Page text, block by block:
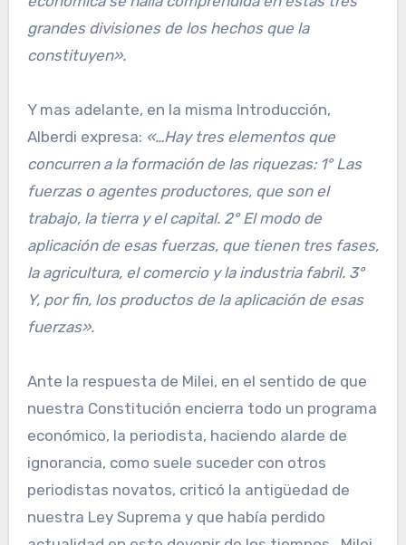
grandes divisiones de los hechos que la
constituyen».
Y mas adelante, en la misma Introducción,
Alberdi expresa: «…Hay tres elementos que
concurren a la formación de las riquezas: 1° Las
fuerzas o agentes productores, que son el
trabajo, la tierra y el capital. 2° El modo de
aplicación de esas fuerzas, que tienen tres fases,
la agricultura, el comercio y la industria fabril. 3°
Y, por fin, los productos de la aplicación de esas
fuerzas».
Ante la respuesta de Milei, en el sentido de que
nuestra Constitución encierra todo un programa
económico, la periodista, haciendo alarde de
ignorancia, como suele suceder con otros
periodistas novatos, criticó la antigüedad de
nuestra Ley Suprema y que había perdido